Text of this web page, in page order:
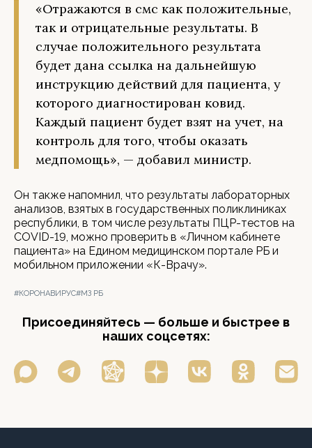
«Отражаются в смс как положительные,
так и отрицательные результаты. В
случае положительного результата
будет дана ссылка на дальнейшую
инструкцию действий для пациента, у
которого диагностирован ковид.
Каждый пациент будет взят на учет, на
контроль для того, чтобы оказать
медпомощь», — добавил министр.
Он также напомнил, что результаты лабораторных
анализов, взятых в государственных поликлиниках
республики, в том числе результаты ПЦР-тестов на
COVID-19, можно проверить в «Личном кабинете
пациента» на Едином медицинском портале РБ и
мобильном приложении «К-Врачу».
#КОРОНАВИРУС#МЗ РБ
Присоединяйтесь — больше и быстрее в
наших соцсетях: